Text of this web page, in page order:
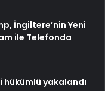
İngiltere’nin Yeni
ile Telefonda
yakalandı